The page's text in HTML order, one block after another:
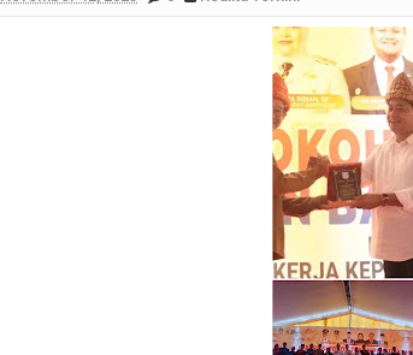
Polsek Banyuasin I Ungkap Kasus Curanmor, Pelaku
Cegah Kejahatan 3C dan Kecelakaan, Satlantas Polres
Cegah Kejahatan Malam Hari, Polsek Penukal Utara
Polsek Banyuasin II Berhasil Ungkap Pencurian
Polres PALI Amankan Terduga Pengedar Ekstasi di
Keributan Berujung Maut, Polisi Ungkap Kronologi
Polsek Betung Amankan Terduga Pelaku Pencurian